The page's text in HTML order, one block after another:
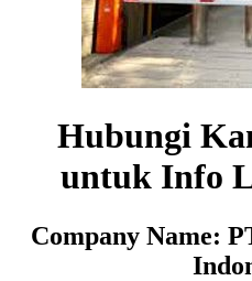
Hubungi
untuk Info
Company Name: